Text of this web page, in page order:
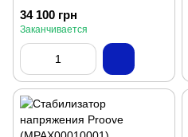
34 100 грн
Заканчивается